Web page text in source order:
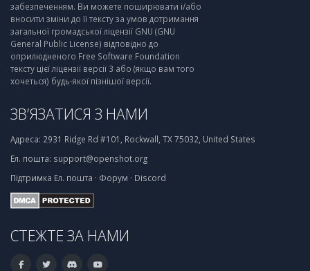
забезпеченням. Ви можете поширювати і/або
вносити зміни до її тексту за умов дотримання
загальної громадської ліцензії GNU (GNU
General Public License) відповідно до
оприлюдненого Free Software Foundation
тексту цієї ліцензії версії 3 або (якщо вам того
хочеться) будь-якої пізнішої версії.
ЗВ’ЯЗАТИСЯ З НАМИ
Адреса: 2931 Ridge Rd #101, Rockwall, TX 75032, United States
Ел. пошта: support@openshot.org
Підтримка Ел. пошта · Форум · Discord
СТЕЖТЕ ЗА НАМИ